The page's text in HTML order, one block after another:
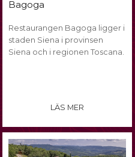
Bagoga
Restaurangen Bagoga ligger i
staden Siena i provinsen
Siena och i regionen Toscana.
LÄS MER